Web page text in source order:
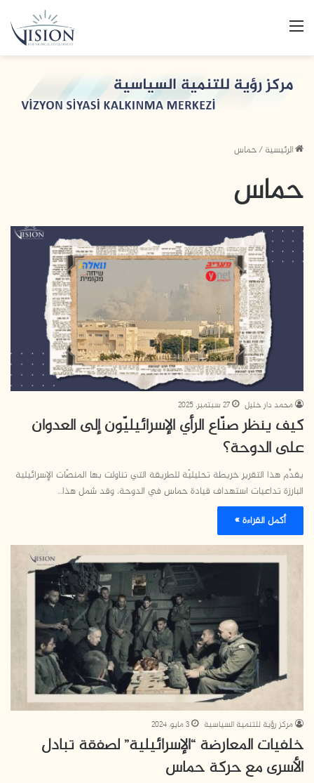
الرئيسية/حماس
حماس
محمد دار خليل 27 سبتمبر، 2025
كيف ينظر صنّاع الرأي الإسرائيليّون إلى العدوان
على الدوحة؟
يقدِّم هذا التقرير خريطة تحليليّة للطريقة التي تناولت بها المنصّات الإسرائيلية
البارزة تداعيات استهداف قيادة حماس في الدوحة، وقد شمل هذا…
أكمل القراءة »
مركز رؤية للتنمية السياسية 3 مايو، 2024
خلفيات المعارضة “الإسرائيلية” لصفقة تبادل
الأسرى مع حركة حماس